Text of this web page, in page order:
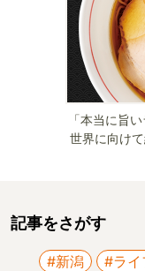
「本当に旨
世界に向け
記事をさがす
#新潟 #ライ